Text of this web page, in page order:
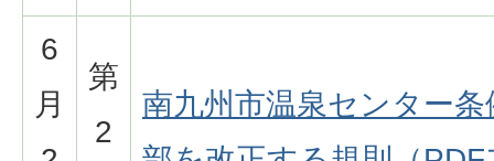
6
月
第
2
南九州市温泉センター